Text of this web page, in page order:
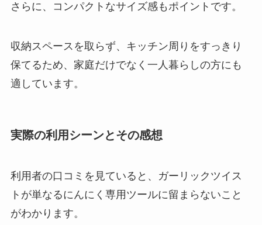
さらに、コンパクトなサイズ感もポイントです。
収納スペースを取らず、キッチン周りをすっきり
保てるため、家庭だけでなく一人暮らしの方にも
適しています。
実際の利用シーンとその感想
利用者の口コミを見ていると、ガーリックツイス
トが単なるにんにく専用ツールに留まらないこと
がわかります。